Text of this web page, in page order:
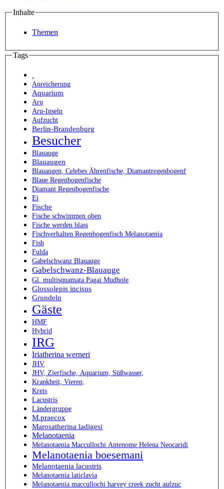
Inhalte
Themen
Tags
.
Anreicherung
Aquarium
Aru
Aru-Inseln
Aufzucht
Berlin-Brandenburg
Besucher
Blauauge
Blauaugen
Blauaugen, Celebes Ährenfische, Diamantregenbogenf
Blaue Regenbogenfische
Diamant Regenbogenfische
Ei
Fische
Fische schwimmen oben
Fische werden blass
Fischverhalten Regenbogenfisch Melanotaenia
Fish
Fulda
Gabelschwanz Blauauge
Gabelschwanz-Blauauge
Gl. multisquamata Pagai Mudhole
Glossolepis incisus
Grundeln
Gäste
HMF
Hybrid
IRG
Iriatherina werneri
JHV
JHV, Zierfische, Aquarium, Süßwasser,
Krankheit, Vieren,
Kreis
Lacustris
Ländergruppe
M.praecox
Marosatherina ladigesi
Melanotaenia
Melanotaenia Maccullochi Antenome Helena Neocaridi
Melanotaenia boesemani
Melanotaenia lacustris
Melanotaenia laticlavia
Melanotaenia maccullochi harvey creek zucht aufzuc